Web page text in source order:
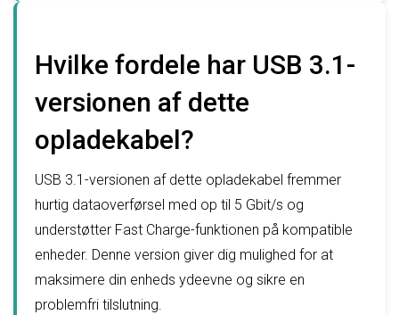
Hvilke fordele har USB 3.1-
versionen af dette
opladekabel?
USB 3.1-versionen af dette opladekabel fremmer
hurtig dataoverførsel med op til 5 Gbit/s og
understøtter Fast Charge-funktionen på kompatible
enheder. Denne version giver dig mulighed for at
maksimere din enheds ydeevne og sikre en
problemfri tilslutning.